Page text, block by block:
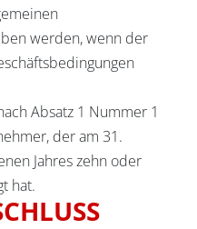
werden, wenn der
Absatz 1 Nummer 1
der am 31.
Jahres zehn oder
hat.